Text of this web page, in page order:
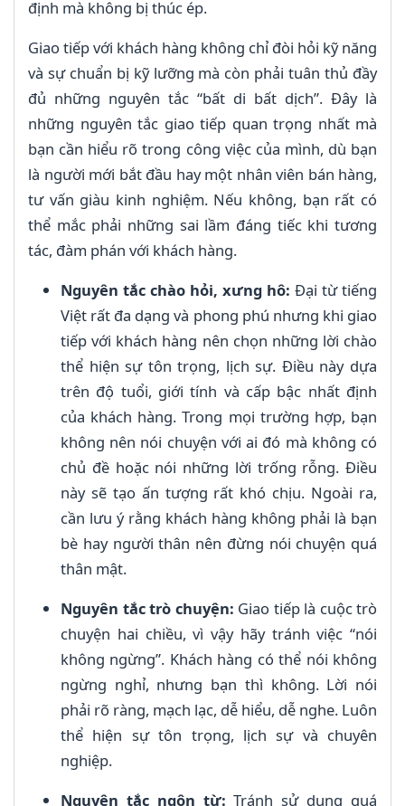
định mà không bị thúc ép.
Giao tiếp với khách hàng không chỉ đòi hỏi kỹ năng
và sự chuẩn bị kỹ lưỡng mà còn phải tuân thủ đầy
đủ những nguyên tắc “bất di bất dịch”. Đây là
những nguyên tắc giao tiếp quan trọng nhất mà
bạn cần hiểu rõ trong công việc của mình, dù bạn
là người mới bắt đầu hay một nhân viên bán hàng,
tư vấn giàu kinh nghiệm. Nếu không, bạn rất có
thể mắc phải những sai lầm đáng tiếc khi tương
tác, đàm phán với khách hàng.
Nguyên tắc chào hỏi, xưng hô: Đại từ tiếng
Việt rất đa dạng và phong phú nhưng khi giao
tiếp với khách hàng nên chọn những lời chào
thể hiện sự tôn trọng, lịch sự. Điều này dựa
trên độ tuổi, giới tính và cấp bậc nhất định
của khách hàng. Trong mọi trường hợp, bạn
không nên nói chuyện với ai đó mà không có
chủ đề hoặc nói những lời trống rỗng. Điều
này sẽ tạo ấn tượng rất khó chịu. Ngoài ra,
cần lưu ý rằng khách hàng không phải là bạn
bè hay người thân nên đừng nói chuyện quá
thân mật.
Nguyên tắc trò chuyện: Giao tiếp là cuộc trò
chuyện hai chiều, vì vậy hãy tránh việc “nói
không ngừng”. Khách hàng có thể nói không
ngừng nghỉ, nhưng bạn thì không. Lời nói
phải rõ ràng, mạch lạc, dễ hiểu, dễ nghe. Luôn
thể hiện sự tôn trọng, lịch sự và chuyên
nghiệp.
Nguyên tắc ngôn từ: Tránh sử dụng quá